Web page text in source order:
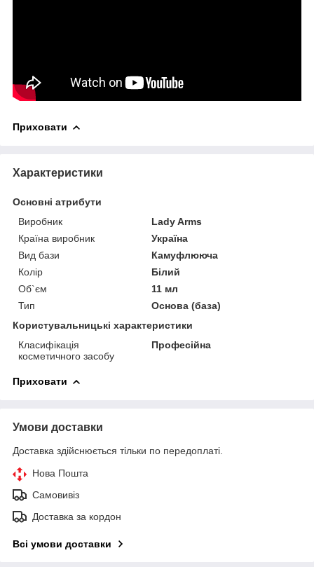
Приховати
Характеристики
Основні атрибути
Виробник
Lady Arms
Країна виробник
Україна
Вид бази
Камуфлююча
Колір
Білий
Об`єм
11 мл
Тип
Основа (база)
Користувальницькі характеристики
Класифікація
косметичного засобу
Професійна
Приховати
Умови доставки
Доставка здійснюється тільки по передоплаті.
Нова Пошта
Самовивіз
Доставка за кордон
Всі умови доставки